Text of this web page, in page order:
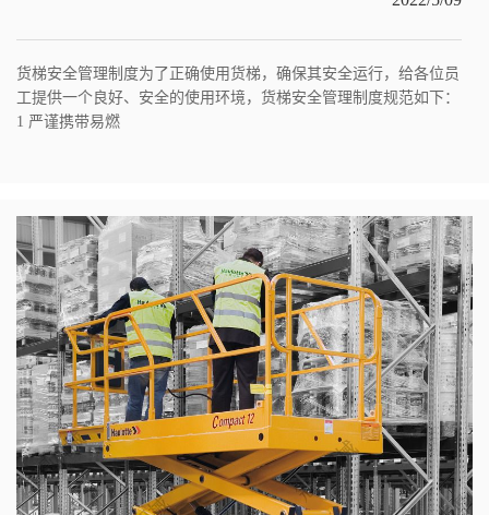
货梯安全管理制度为了正确使用货梯，确保其安全运行，给各位员
工提供一个良好、安全的使用环境，货梯安全管理制度规范如下：
1 严谨携带易燃